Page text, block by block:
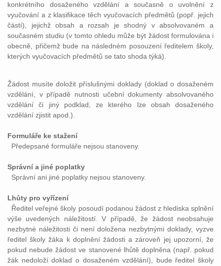
konkrétního dosaženého vzdělání a současně o uvolnění z
vyučování a z klasifikace těch vyučovacích předmětů (popř. jejich
částí), jejichž obsah a rozsah je shodný v absolvovaném a
současném studiu (v tomto ohledu může být žádost formulována i
obecně, přičemž bude na následném posouzení ředitelem školy,
kterých vyučovacích předmětů se tato shoda týká).
Žádost musíte doložit příslušnými doklady (doklad o dosaženém
vzdělání, v případě nutnosti učební dokumenty absolvovaného
vzdělání či jiný podklad, ze kterého lze obsah dosaženého
vzdělání zjistit apod.).
Formuláře ke stažení
Předepsané formuláře nejsou stanoveny.
Správní a jiné poplatky
Správní ani jiné poplatky nejsou stanoveny.
Lhůty pro vyřízení
Ředitel veřejné školy posoudí podanou žádost z hlediska splnění
výše uvedených náležitostí. V případě, že žádost neobsahuje
nezbytné náležitosti či není doložena nezbytnými doklady, vyzve
ředitel školy žáka k doplnění žádosti a zároveň jej upozorní, že
pokud nebude žádost ve stanovené lhůtě doplněna (např. pokud
žák nedoloží doklad o dosaženém vzdělání), bude ředitel školy